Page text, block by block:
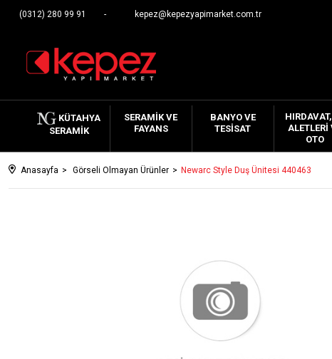
(0312) 280 99 91 kepez@kepezyapimarket.com.tr
KÜTAHYA
SERAMIK
SERAMIK VE
FAYANS
BANYO VE
TESISAT
ALETLERI
OTO
Anasayfa Görseli Olmayan Ürünler Newarc Style Duş Ünitesi 440463